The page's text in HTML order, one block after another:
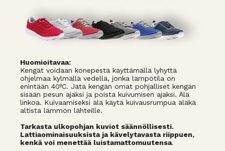
Huomioitavaa:
Kengät voidaan konepestä käyttämällä lyhyttä
ohjelmaa kylmällä vedellä, jonka lämpötila on
enintään 40ºC. Jätä kengän omat pohjalliset kengän
sisään pesun ajaksi ja poista kuivumisen ajaksi. Älä
linkoa. Kuivaamiseksi älä käytä kuivausrumpua äläkä
altista lämmön lähteille.
Tarkasta ulkopohjan kuviot säännöllisesti.
Lattiaominaisuuksista ja kävelytavasta riippuen,
kenkä voi menettää luistamattomuutensa.